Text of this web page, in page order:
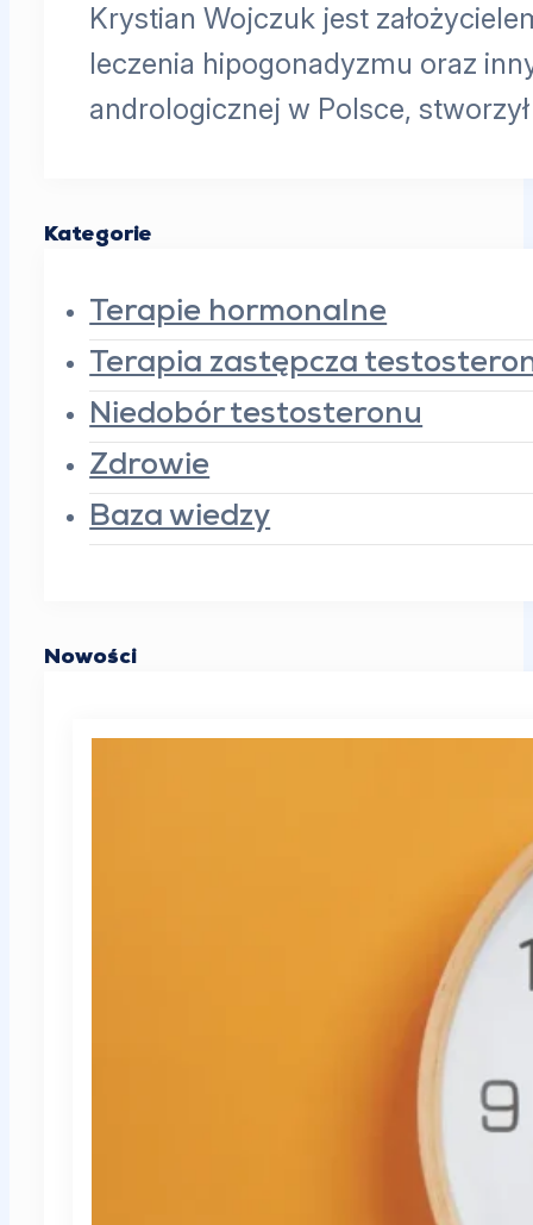
Krystian Wojczuk jest
leczenia hipogonadyzmu oraz
andrologicznej w Polsce,
Kategorie
Terapie hormonalne
Terapia zastępcza
Niedobór testosteronu
Zdrowie
Baza wiedzy
Nowości